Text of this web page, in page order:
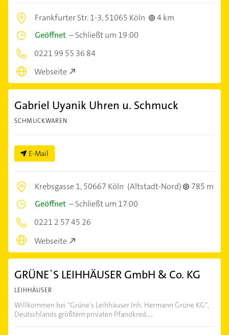
Frankfurter Str. 1-3,51065 Köln
4 km
Geöffnet –Schließt um 19:00
0221 99 55 36 84
Webseite
Gabriel Uyanik Uhren u. Schmuck
SCHMUCKWAREN
E-Mail
Krebsgasse 1,50667 Köln (Altstadt-Nord)
785 m
Geöffnet –Schließt um 17:00
0221 2 57 45 26
Webseite
GRÜNE`S LEIHHÄUSER GmbH & Co. KG
LEIHHÄUSER
Willkommen bei "Grüne's Leihhäuser Inh. Hermann Grüne KG",
Deutschlands größtem privaten Pfandkred.....